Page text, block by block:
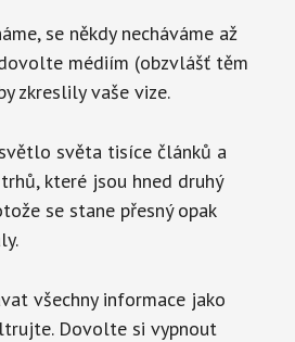
se někdy necháváme až
médiím (obzvlášť těm
zkreslily vaše vize.
světa tisíce článků a
které jsou hned druhý
se stane přesný opak
všechny informace jako
Dovolte si vypnout